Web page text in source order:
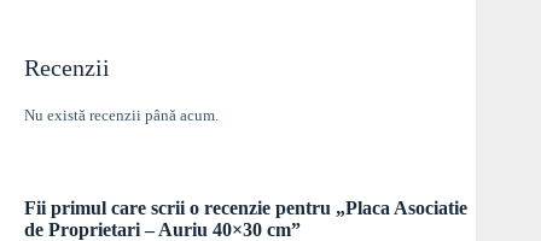
Recenzii
Nu există recenzii până acum.
Fii primul care scrii o recenzie pentru „Placa Asociatie
de Proprietari – Auriu 40×30 cm”